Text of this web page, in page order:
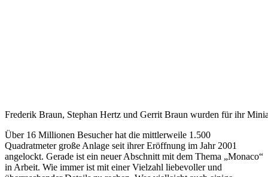
Frederik Braun, Stephan Hertz und Gerrit Braun wurden für ihr
Über 16 Millionen Besucher hat die mittlerweile 1.500
Quadratmeter große Anlage seit ihrer Eröffnung im Jahr 2001
angelockt. Gerade ist ein neuer Abschnitt mit dem Thema „Monaco“
in Arbeit. Wie immer ist mit einer Vielzahl liebevoller und